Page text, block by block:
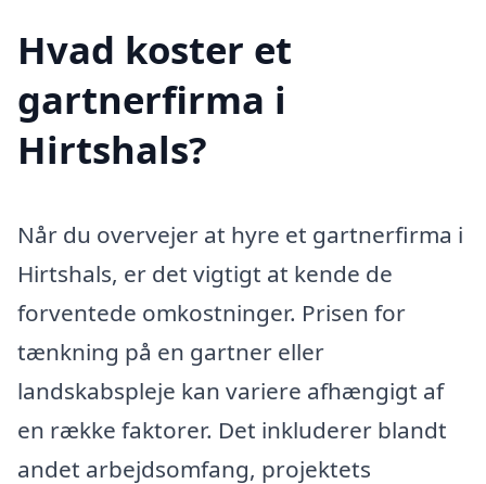
Hvad koster et
gartnerfirma i
Hirtshals?
Når du overvejer at hyre et gartnerfirma i
Hirtshals, er det vigtigt at kende de
forventede omkostninger. Prisen for
tænkning på en gartner eller
landskabspleje kan variere afhængigt af
en række faktorer. Det inkluderer blandt
andet arbejdsomfang, projektets